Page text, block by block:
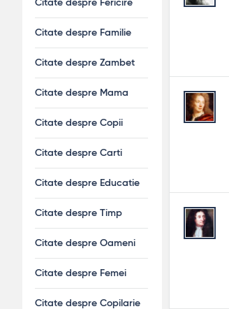
Citate despre Fericire
Citate despre Familie
Citate despre Zambet
Citate despre Mama
Citate despre Copii
Citate despre Carti
Citate despre Educatie
Citate despre Timp
Citate despre Oameni
Citate despre Femei
Citate despre Copilarie